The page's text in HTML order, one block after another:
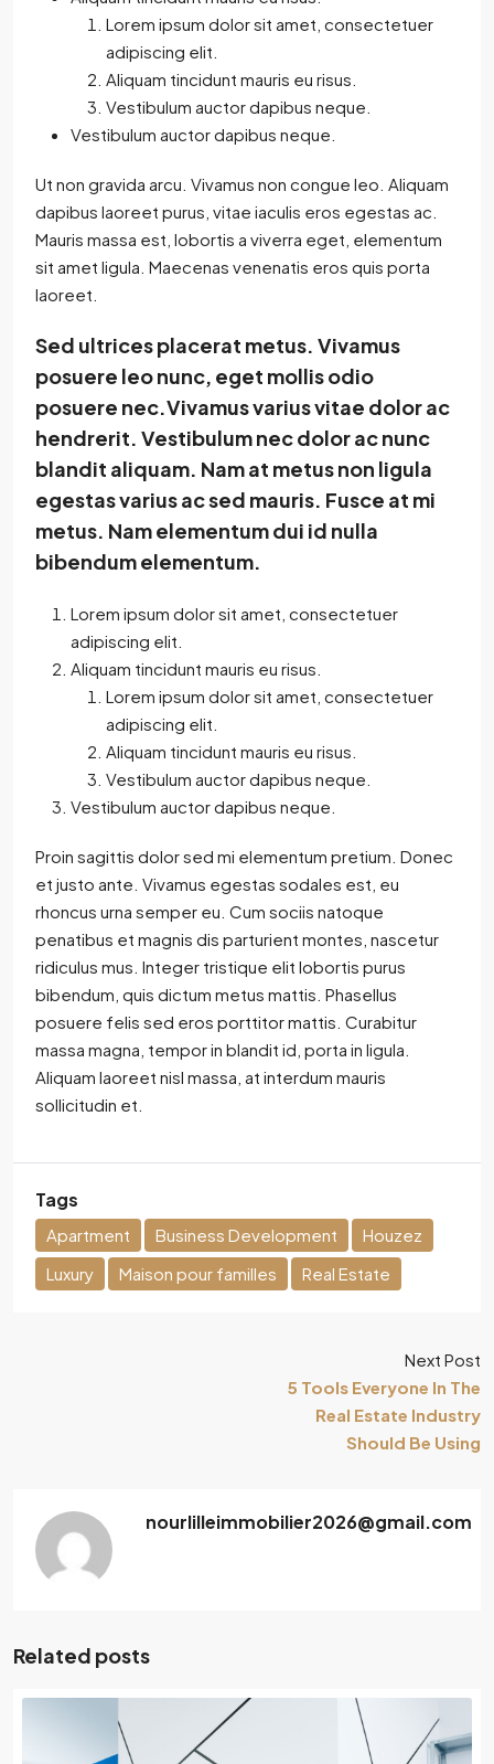
Lorem ipsum dolor sit amet, consectetuer
adipiscing elit.
Aliquam tincidunt mauris eu risus.
Vestibulum auctor dapibus neque.
Vestibulum auctor dapibus neque.
Ut non gravida arcu. Vivamus non congue leo. Aliquam
dapibus laoreet purus, vitae iaculis eros egestas ac.
Mauris massa est, lobortis a viverra eget, elementum
sit amet ligula. Maecenas venenatis eros quis porta
laoreet.
Sed ultrices placerat metus. Vivamus
posuere leo nunc, eget mollis odio
posuere nec.Vivamus varius vitae dolor ac
hendrerit. Vestibulum nec dolor ac nunc
blandit aliquam. Nam at metus non ligula
egestas varius ac sed mauris. Fusce at mi
metus. Nam elementum dui id nulla
bibendum elementum.
Lorem ipsum dolor sit amet, consectetuer
adipiscing elit.
Aliquam tincidunt mauris eu risus.
Lorem ipsum dolor sit amet, consectetuer
adipiscing elit.
Aliquam tincidunt mauris eu risus.
Vestibulum auctor dapibus neque.
Vestibulum auctor dapibus neque.
Proin sagittis dolor sed mi elementum pretium. Donec
et justo ante. Vivamus egestas sodales est, eu
rhoncus urna semper eu. Cum sociis natoque
penatibus et magnis dis parturient montes, nascetur
ridiculus mus. Integer tristique elit lobortis purus
bibendum, quis dictum metus mattis. Phasellus
posuere felis sed eros porttitor mattis. Curabitur
massa magna, tempor in blandit id, porta in ligula.
Aliquam laoreet nisl massa, at interdum mauris
sollicitudin et.
Tags
Apartment Business Development
Houzez
Luxury
Maison pour familles Real Estate
Next Post
5 Tools Everyone In The
Real Estate Industry
Should Be Using
nourlilleimmobilier2026@gmail.com
Related posts